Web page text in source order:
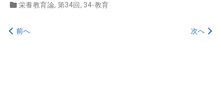
栄養教育論, 第34回, 34-教育
次へ
前へ